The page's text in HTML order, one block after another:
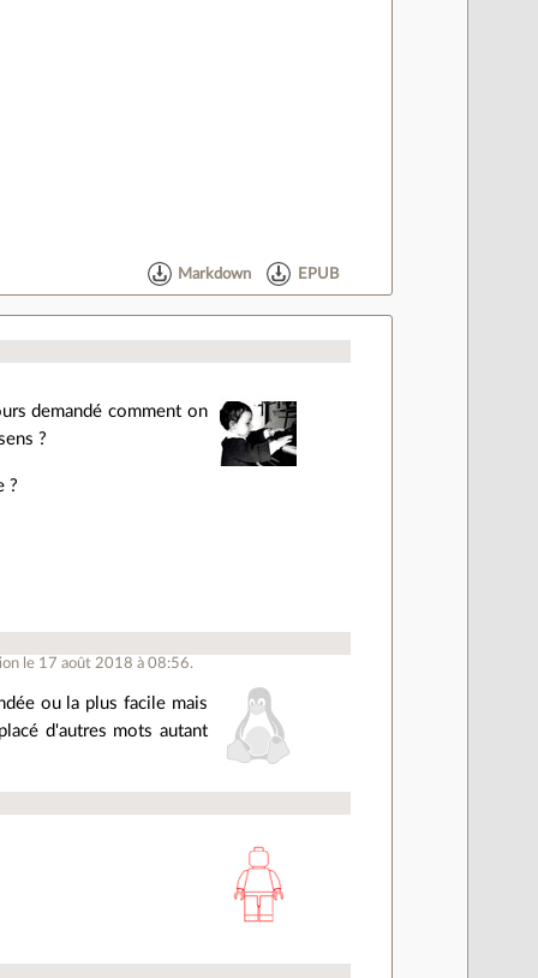
Markdown EPUB
demandé comment on
?
?
le 17 août 2018 à 08:56.
ou la plus facile mais
d'autres mots autant